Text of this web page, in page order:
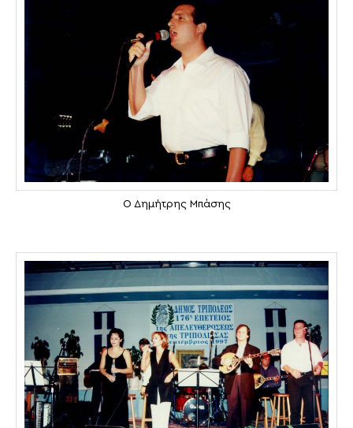
Ο Δημήτρης Μπάσης